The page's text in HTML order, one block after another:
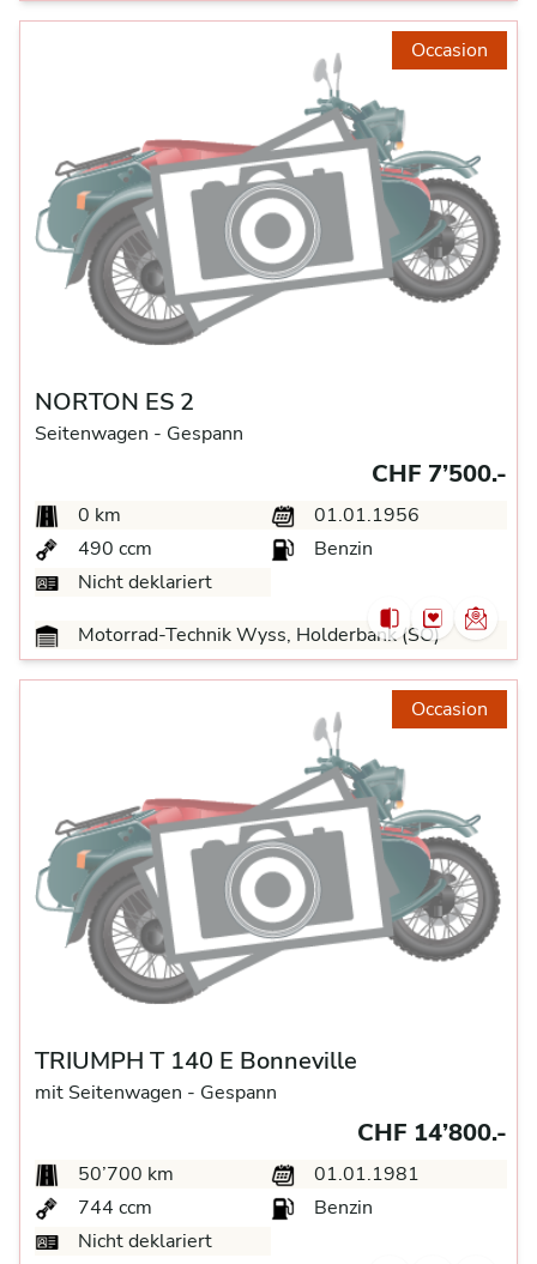
Occasion
NORTON ES 2
Seitenwagen - Gespann
CHF 7’500.-
0 km
01.01.1956
490 ccm
Benzin
Nicht deklariert
Motorrad-Technik Wyss, Holderbank (SO)
Occasion
TRIUMPH T 140 E Bonneville
mit Seitenwagen - Gespann
CHF 14’800.-
50’700 km
01.01.1981
744 ccm
Benzin
Nicht deklariert